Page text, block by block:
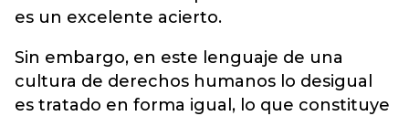
es un excelente acierto.
Sin embargo, en este lenguaje de una
cultura de derechos humanos lo desigual
es tratado en forma igual, lo que constituye